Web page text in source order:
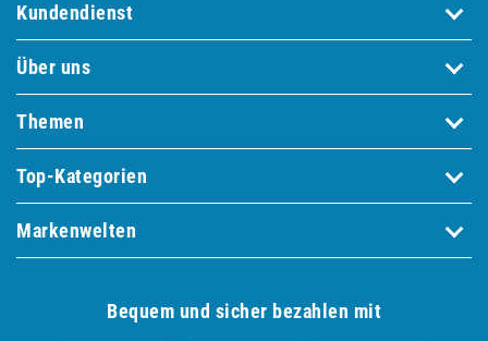
Kundendienst
Über uns
Themen
Top-Kategorien
Markenwelten
Bequem und sicher bezahlen mit